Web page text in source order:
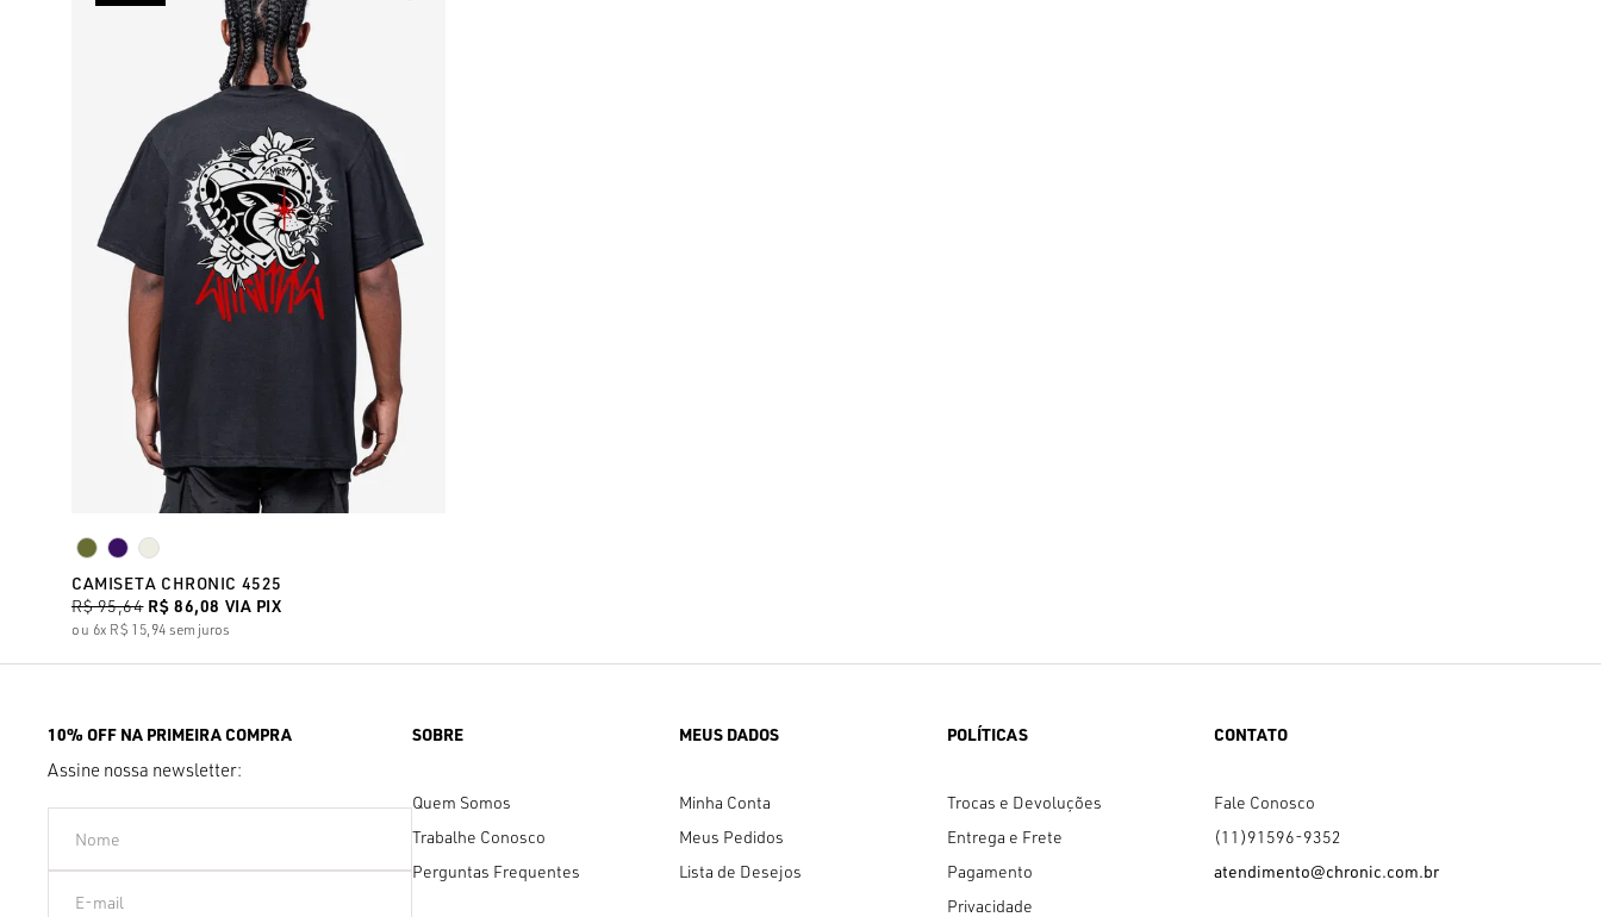
CAMISETA CHRONIC 4525
R$ 86,08 VIA PIX
R$ 95,64
6x R$ 15,94sem juros
10% OFF NA PRIMEIRA COMPRA
Assine nossa newsletter:
SOBRE
Quem Somos
Trabalhe Conosco
Perguntas Frequentes
MEUS DADOS
Minha Conta
Meus Pedidos
Lista de Desejos
POLÍTICAS
Trocas e Devoluções
Entrega e Frete
Pagamento
Privacidade
CONTATO
Fale Conosco
(11)91596-9352
atendimento@chronic.com.br